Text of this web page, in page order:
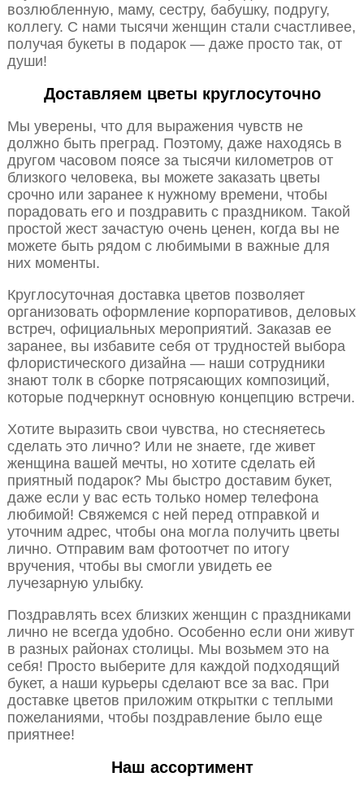
возлюбленную, маму, сестру, бабушку, подругу,
коллегу. С нами тысячи женщин стали счастливее,
получая букеты в подарок — даже просто так, от
души!
Доставляем цветы круглосуточно
Мы уверены, что для выражения чувств не
должно быть преград. Поэтому, даже находясь в
другом часовом поясе за тысячи километров от
близкого человека, вы можете заказать цветы
срочно или заранее к нужному времени, чтобы
порадовать его и поздравить с праздником. Такой
простой жест зачастую очень ценен, когда вы не
можете быть рядом с любимыми в важные для
них моменты.
Круглосуточная доставка цветов позволяет
организовать оформление корпоративов, деловых
встреч, официальных мероприятий. Заказав ее
заранее, вы избавите себя от трудностей выбора
флористического дизайна — наши сотрудники
знают толк в сборке потрясающих композиций,
которые подчеркнут основную концепцию встречи.
Хотите выразить свои чувства, но стесняетесь
сделать это лично? Или не знаете, где живет
женщина вашей мечты, но хотите сделать ей
приятный подарок? Мы быстро доставим букет,
даже если у вас есть только номер телефона
любимой! Свяжемся с ней перед отправкой и
уточним адрес, чтобы она могла получить цветы
лично. Отправим вам фотоотчет по итогу
вручения, чтобы вы смогли увидеть ее
лучезарную улыбку.
Поздравлять всех близких женщин с праздниками
лично не всегда удобно. Особенно если они живут
в разных районах столицы. Мы возьмем это на
себя! Просто выберите для каждой подходящий
букет, а наши курьеры сделают все за вас. При
доставке цветов приложим открытки с теплыми
пожеланиями, чтобы поздравление было еще
приятнее!
Наш ассортимент